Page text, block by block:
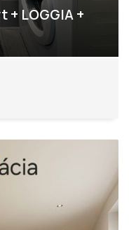
LOGGIA +